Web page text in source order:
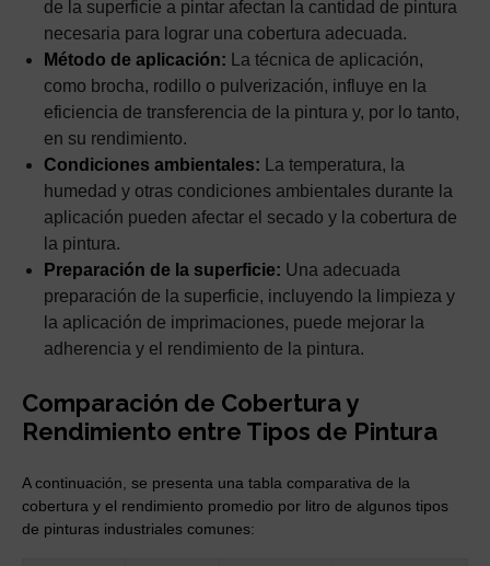
de la superficie a pintar afectan la cantidad de pintura
necesaria para lograr una cobertura adecuada.
Método de aplicación: La técnica de aplicación,
como brocha, rodillo o pulverización, influye en la
eficiencia de transferencia de la pintura y, por lo tanto,
en su rendimiento.
Condiciones ambientales: La temperatura, la
humedad y otras condiciones ambientales durante la
aplicación pueden afectar el secado y la cobertura de
la pintura.
Preparación de la superficie: Una adecuada
preparación de la superficie, incluyendo la limpieza y
la aplicación de imprimaciones, puede mejorar la
adherencia y el rendimiento de la pintura.
Comparación de Cobertura y
Rendimiento entre Tipos de Pintura
A continuación, se presenta una tabla comparativa de la
cobertura y el rendimiento promedio por litro de algunos tipos
de pinturas industriales comunes: